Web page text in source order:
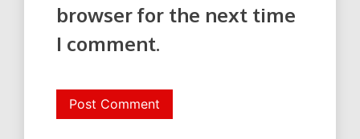
browser for the next time
I comment.